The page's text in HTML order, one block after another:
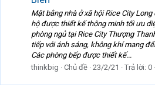
Mặt bằng nhà ở xã hội Rice City
hộ được thiết kế thông minh tối ưu
phòng ngủ tại Rice City Thượng
tiếp với ánh sáng, không khí mang
Các phòng bếp được thiết kế...
thinkbig
Chủ đề 23/2/21 Trả lời: 0